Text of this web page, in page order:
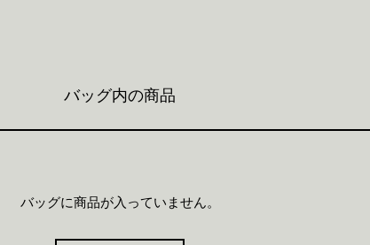
バッグ内の商品
バッグに商品が入っていません。